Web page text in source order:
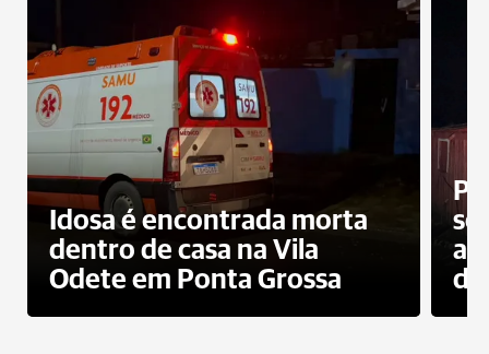
Idosa é encontrada morta
dentro de casa na Vila
Odete em Ponta Grossa
do